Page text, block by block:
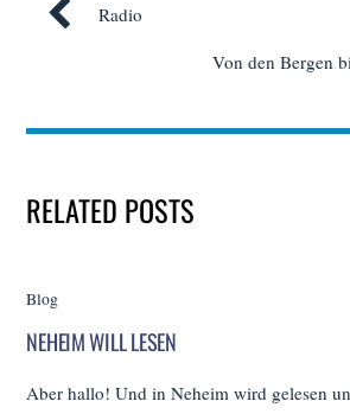
Radio
Von den Bergen
RELATED POSTS
Blog
NEHEIM WILL LESEN
Aber hallo! Und in Neheim wird gelesen